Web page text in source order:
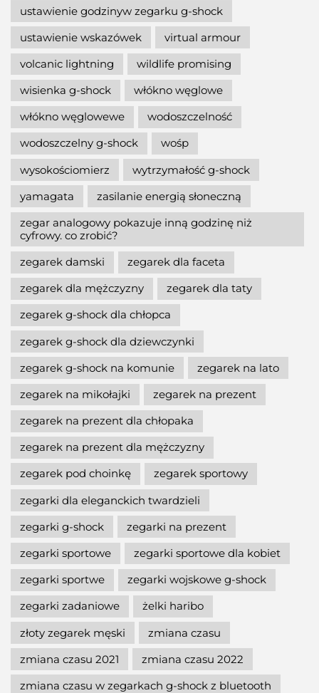
ustawienie godzinyw zegarku g-shock
ustawienie wskazówek
virtual armour
volcanic lightning
wildlife promising
wisienka g-shock
włókno węglowe
włókno węglowewe
wodoszczelność
wodoszczelny g-shock
wośp
wysokościomierz
wytrzymałość g-shock
yamagata
zasilanie energią słoneczną
zegar analogowy pokazuje inną godzinę niż
cyfrowy. co zrobić?
zegarek damski
zegarek dla faceta
zegarek dla mężczyzny
zegarek dla taty
zegarek g-shock dla chłopca
zegarek g-shock dla dziewczynki
zegarek g-shock na komunie
zegarek na lato
zegarek na mikołajki
zegarek na prezent
zegarek na prezent dla chłopaka
zegarek na prezent dla mężczyzny
zegarek pod choinkę
zegarek sportowy
zegarki dla eleganckich twardzieli
zegarki g-shock
zegarki na prezent
zegarki sportowe
zegarki sportowe dla kobiet
zegarki sportwe
zegarki wojskowe g-shock
zegarki zadaniowe
żelki haribo
złoty zegarek męski
zmiana czasu
zmiana czasu 2021
zmiana czasu 2022
zmiana czasu w zegarkach g-shock z bluetooth